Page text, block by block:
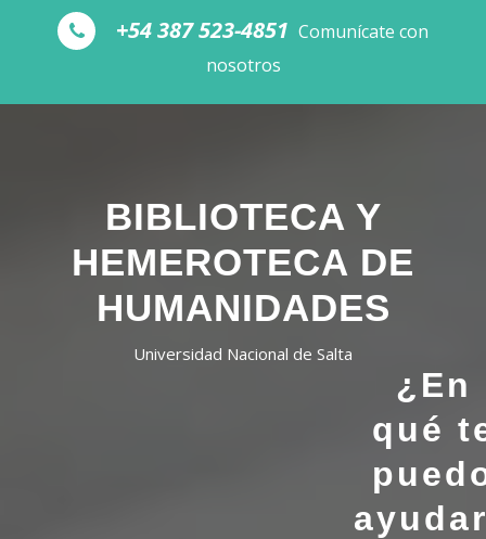
Skip to the content
+54 387 523-4851 Comunícate con
nosotros
BIBLIOTECA Y
HEMEROTECA DE
HUMANIDADES
Universidad Nacional de Salta
¿En
qué